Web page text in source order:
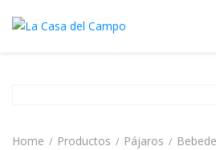
Home Productos Pájaros